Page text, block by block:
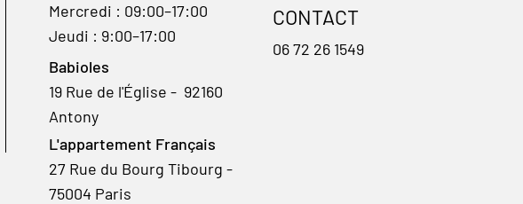
CONTACT
06 72 26 1549
Mercredi : 09:00–17:00
Jeudi : 9:00–17:00
Babioles
19 Rue de l'Église - 92160
Antony
L'appartement Français
27 Rue du Bourg Tibourg -
75004 Paris